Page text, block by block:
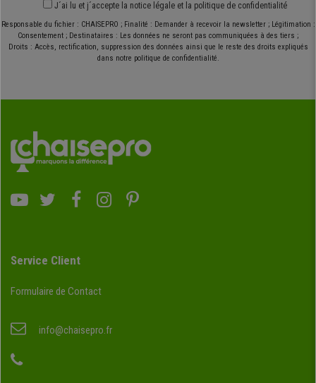
J´ai lu et j´accepte la notice légale et la politique de confidentialité
Responsable du fichier : CHAISEPRO ; Finalité : Demander à recevoir la newsletter ; Légitimation :
Consentement ; Destinataires : Les données ne seront pas communiquées à des tiers ;
Droits : Accès, rectification, suppression des données ainsi que le reste des droits expliqués
dans notre politique de confidentialité.
Service Client
Formulaire de Contact
info@chaisepro.fr